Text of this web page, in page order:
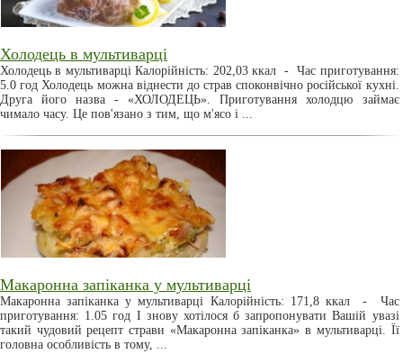
Холодець в мультиварці
Холодець в мультиварці Калорійність: 202,03 ккал - Час приготування:
5.0 год Холодець можна віднести до страв споконвічно російської кухні.
Друга його назва - «ХОЛОДЕЦЬ». Приготування холодцю займає
чимало часу. Це пов'язано з тим, що м'ясо і ...
Макаронна запіканка у мультиварці
Макаронна запіканка у мультиварці Калорійність: 171,8 ккал - Час
приготування: 1.05 год І знову хотілося б запропонувати Вашій увазі
такий чудовий рецепт страви «Макаронна запіканка» в мультиварці. Її
головна особливість в тому, ...